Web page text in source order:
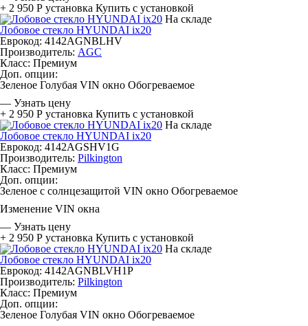
+ 2 950 Р установка Купить с установкой
На складе
Лобовое стекло HYUNDAI ix20
Еврокод: 4142AGNBLHV
Производитель: AGC
Класс: Премиум
Доп. опции:
Зеленое Голубая VIN окно Обогреваемое
— Узнать цену
+ 2 950 Р установка Купить с установкой
На складе
Лобовое стекло HYUNDAI ix20
Еврокод: 4142AGSHV1G
Производитель: Pilkington
Класс: Премиум
Доп. опции:
Зеленое с солнцезащитой VIN окно Обогреваемое
Изменение VIN окна
— Узнать цену
+ 2 950 Р установка Купить с установкой
На складе
Лобовое стекло HYUNDAI ix20
Еврокод: 4142AGNBLVH1P
Производитель: Pilkington
Класс: Премиум
Доп. опции:
Зеленое Голубая VIN окно Обогреваемое